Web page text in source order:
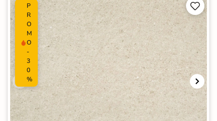
P
R
O
M
O
-
3
0
%

